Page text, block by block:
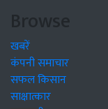
Browse
खबरें
कंपनी समाचार
सफल किसान
साक्षात्कार